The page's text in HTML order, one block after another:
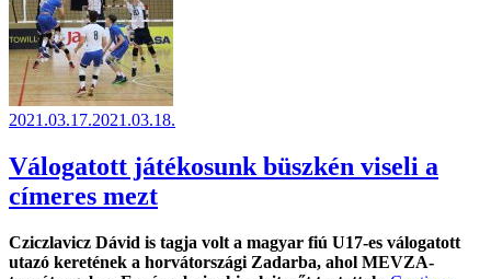
2021.03.17.2021.03.18.
Válogatott játékosunk büszkén viseli a
címeres mezt
Cziczlavicz Dávid is tagja volt a magyar fiú U17-es válogatott
utazó keretének a horvátországi Zadarba, ahol MEVZA-